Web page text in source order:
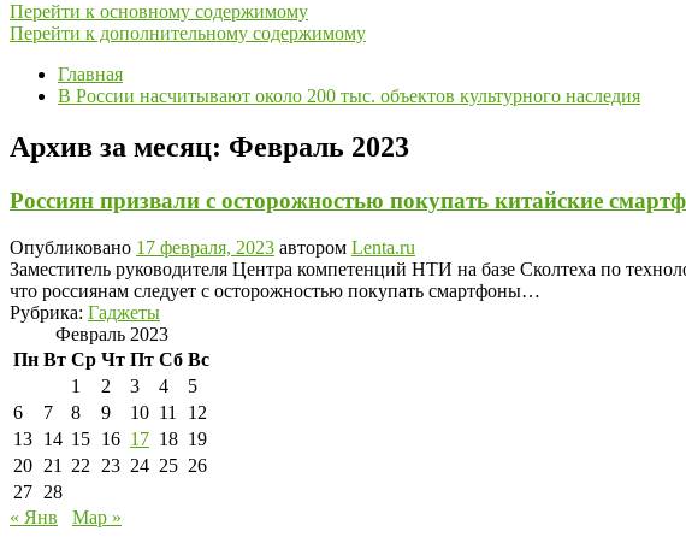
Перейти к основному содержимому
Перейти к дополнительному содержимому
Главная
В России насчитывают около 200 тыс. объектов культурного наследия
Архив за месяц: Февраль 2023
Россиян призвали с осторожностью покупать китайские
Опубликовано 17 февраля, 2023 автором Lenta.ru
Заместитель руководителя Центра компетенций НТИ на базе Сколтеха по
что россиянам следует с осторожностью покупать смартфоны…
Рубрика: Гаджеты
Февраль 2023
Пн Вт Ср Чт Пт Сб Вс
1
2 3 4
5
6
7 8 9 10 11
12
13 14 15 16 17 18 19
20 21 22 23 24 25 26
27 28
« Янв
Мар »